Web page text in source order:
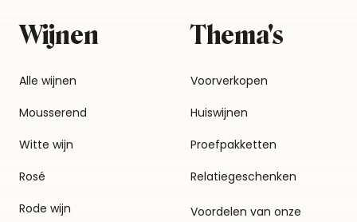
Wijnen
Alle wijnen
Mousserend
Witte wijn
Rosé
Rode wijn
Thema's
Voorverkopen
Huiswijnen
Proefpakketten
Relatiegeschenken
Voordelen van onze